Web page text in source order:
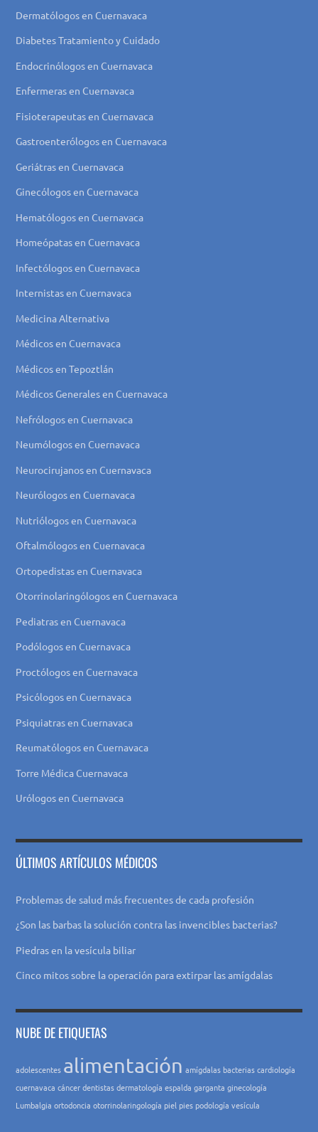
Dermatólogos en Cuernavaca
Diabetes Tratamiento y Cuidado
Endocrinólogos en Cuernavaca
Enfermeras en Cuernavaca
Fisioterapeutas en Cuernavaca
Gastroenterólogos en Cuernavaca
Geriátras en Cuernavaca
Ginecólogos en Cuernavaca
Hematólogos en Cuernavaca
Homeópatas en Cuernavaca
Infectólogos en Cuernavaca
Internistas en Cuernavaca
Medicina Alternativa
Médicos en Cuernavaca
Médicos en Tepoztlán
Médicos Generales en Cuernavaca
Nefrólogos en Cuernavaca
Neumólogos en Cuernavaca
Neurocirujanos en Cuernavaca
Neurólogos en Cuernavaca
Nutriólogos en Cuernavaca
Oftalmólogos en Cuernavaca
Ortopedistas en Cuernavaca
Otorrinolaringólogos en Cuernavaca
Pediatras en Cuernavaca
Podólogos en Cuernavaca
Proctólogos en Cuernavaca
Psicólogos en Cuernavaca
Psiquiatras en Cuernavaca
Reumatólogos en Cuernavaca
Torre Médica Cuernavaca
Urólogos en Cuernavaca
ÚLTIMOS ARTÍCULOS MÉDICOS
Problemas de salud más frecuentes de cada profesión
¿Son las barbas la solución contra las invencibles bacterias?
Piedras en la vesícula biliar
Cinco mitos sobre la operación para extirpar las amígdalas
NUBE DE ETIQUETAS
adolescentes alimentación amígdalas bacterias cardiología
cuernavaca cáncer dentistas dermatología espalda garganta ginecología
Lumbalgia ortodoncia otorrinolaringología piel pies podología vesícula